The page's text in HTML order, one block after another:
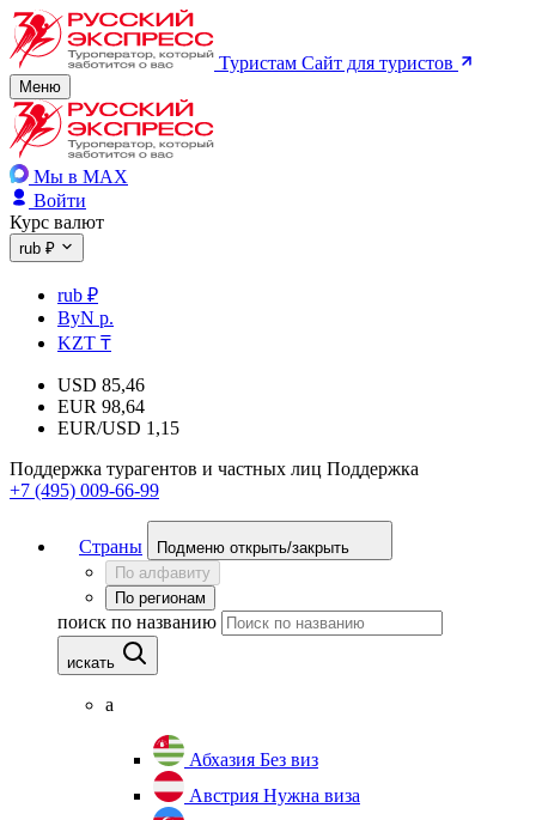
Туристам Сайт для туристов
Меню
Мы в MAX
Войти
Курс валют
rub ₽
rub ₽
ByN р.
KZT ₸
USD 85,46
EUR 98,64
EUR/USD 1,15
Поддержка турагентов и частных лиц Поддержка
+7 (495) 009-66-99
Страны
Подменю открыть/закрыть
По алфавиту
По регионам
поиск по названию
искать
а
Абхазия Без виз
Австрия Нужна виза